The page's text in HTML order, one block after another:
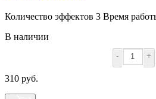
Количество эффектов 3 Время
В наличии
- +
310 руб.